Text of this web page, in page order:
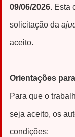
09/06/2026. Esta
solicitação da
aceito.
Orientações
Para que o
seja aceito, os
condições: